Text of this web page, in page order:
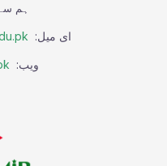
ہم
ای میل:
ویب: